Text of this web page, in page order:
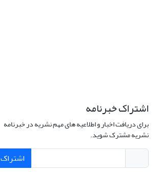
اشتراک خبرنامه
برای دریافت اخبار و اطلاعیه های مهم نشریه در خبرنامه
نشریه مشترک شوید.
اشتراک